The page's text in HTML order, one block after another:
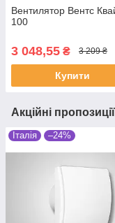
Вентилятор Вентс
100
3 048,55 ₴ 3 209 ₴
Купити
Акційні
Італія –24%